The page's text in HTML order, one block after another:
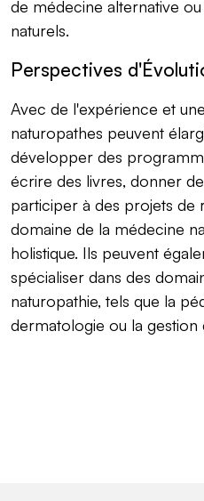
de médecine alternative
naturels.
Perspectives
Avec de l'expérience et
naturopathes peuvent
développer des
écrire des livres, donner
participer à des projets de
domaine de la médecine
holistique. Ils peuvent
spécialiser dans des
naturopathie, tels que la
dermatologie ou la gestion